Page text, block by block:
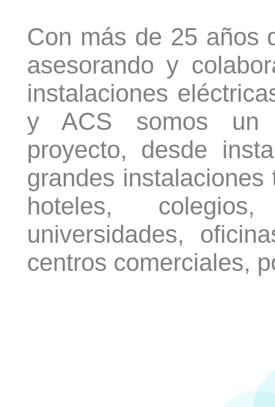
Con más de 25 años
asesorando y
instalaciones
y ACS somos un
proyecto, desde
grandes
hoteles,
universidades,
centros comerciales,